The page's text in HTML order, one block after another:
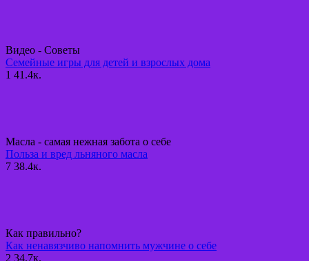
Видео - Советы
Семейные игры для детей и взрослых дома
1 41.4к.
Масла - самая нежная забота о себе
Польза и вред льняного масла
7 38.4к.
Как правильно?
Как ненавязчиво напомнить мужчине о себе
2 34.7к.